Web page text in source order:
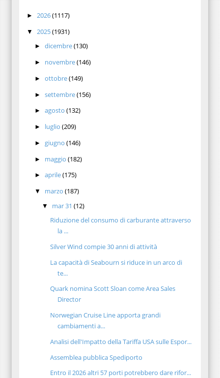
► 2026(1117)
▼ 2025(1931)
► dicembre(130)
► novembre(146)
► ottobre(149)
► settembre(156)
► agosto (132)
► luglio (209)
► giugno (146)
► maggio (182)
► aprile(175)
▼ marzo (187)
▼ mar 31(12)
Riduzione del consumo di carburante attraverso
la ...
Silver Wind compie 30 anni di attività
La capacità di Seabourn si riduce in un arco di
te...
Quark nomina Scott Sloan come Area Sales
Director
Norwegian Cruise Line apporta grandi
cambiamenti a...
Analisi dell'Impatto della Tariffa USA sulle Espor...
Assemblea pubblica Spediporto
Entro il 2026 altri 57 porti potrebbero dare rifor...